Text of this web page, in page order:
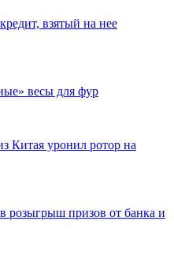
взятый на нее
весы для фур
Китая уронил ротор на
розыгрыш призов от банка и